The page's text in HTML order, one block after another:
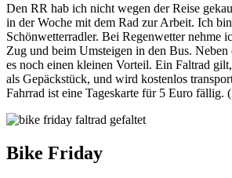
Den RR hab ich nicht wegen der Reise
in der Woche mit dem Rad zur Arbeit. Ich
Schönwetterradler. Bei Regenwetter nehme
Zug und beim Umsteigen in den Bus. Neben
es noch einen kleinen Vorteil. Ein Faltrad
als Gepäckstück, und wird kostenlos
Fahrrad ist eine Tageskarte für 5 Euro fällig.
Bike Friday